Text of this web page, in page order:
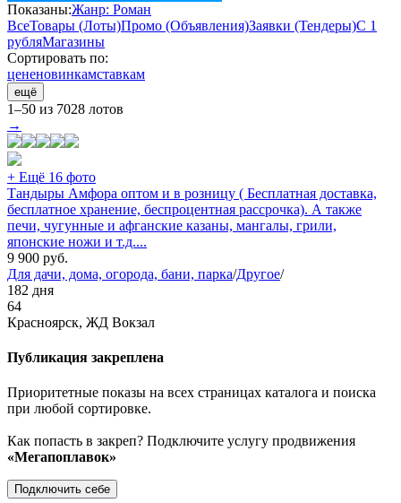
Показаны:Жанр: Роман
ВсеТовары (Лоты)Промо (Объявления)Заявки (Тендеры)С 1
рубляМагазины
Сортировать по:
цененовинкамставкам
ещё
1–50 из 7028 лотов
→
+ Ещё 16 фото
Тандыры Амфора оптом и в розницу ( Бесплатная доставка,
бесплатное хранение, беспроцентная рассрочка). А также
печи, чугунные и афганские казаны, мангалы, грили,
японские ножи и т.д....
9 900 руб.
Для дачи, дома, огорода, бани, парка/Другое/
182 дня
64
Красноярск, ЖД Вокзал
Публикация закреплена
Приоритетные показы на всех страницах каталога и поиска
при любой сортировке.
Как попасть в закреп? Подключите услугу продвижения
«Мегапоплавок»
Подключить себе